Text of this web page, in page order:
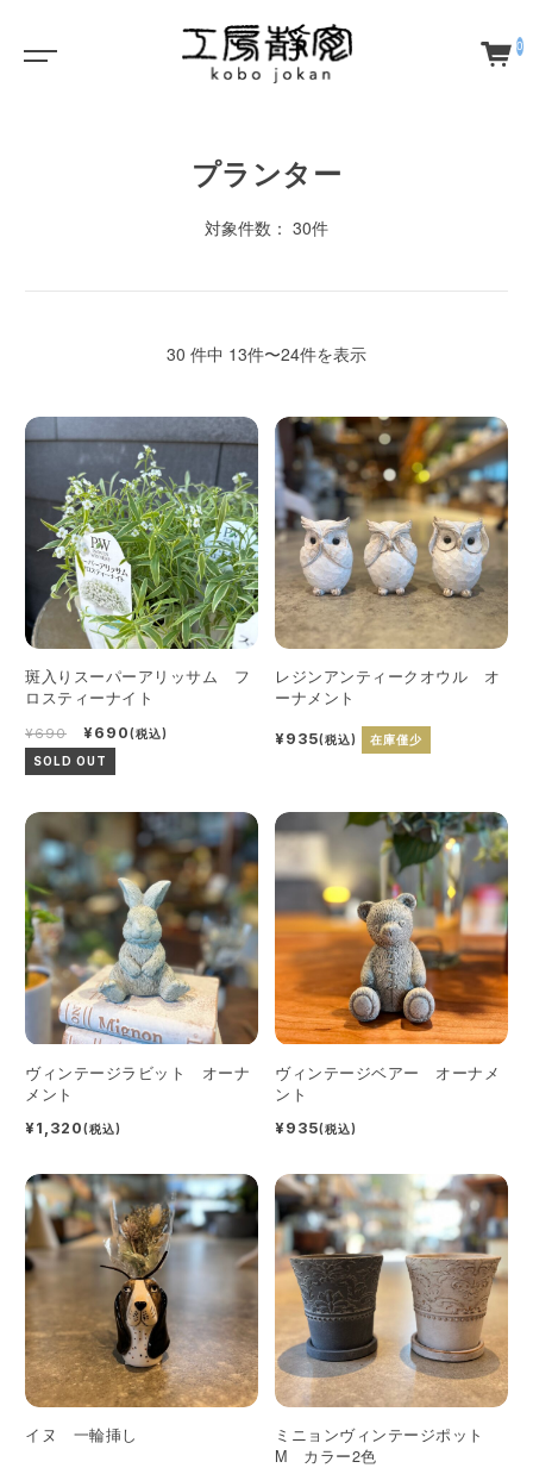
0
プランター
対象件数： 30件
30 件中 13件〜24件を表示
斑入りスーパーアリッサム フ
ロスティーナイト
¥690 ¥690(税込)
SOLD OUT
レジンアンティークオウル オ
ーナメント
¥935(税込) 在庫僅少
ヴィンテージラビット オーナ
メント
¥1,320(税込)
ヴィンテージベアー オーナメ
ント
¥935(税込)
イヌ 一輪挿し
ミニョンヴィンテージポット
M カラー2色